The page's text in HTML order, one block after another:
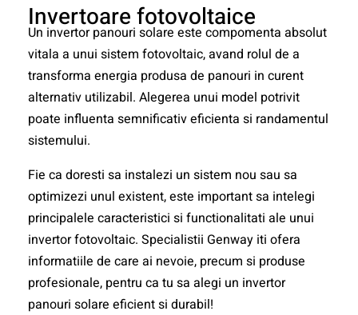
Invertoare fotovoltaice
Un invertor panouri solare este compomenta absolut
vitala a unui sistem fotovoltaic, avand rolul de a
transforma energia produsa de panouri in curent
alternativ utilizabil. Alegerea unui model potrivit
poate influenta semnificativ eficienta si randamentul
sistemului.
Fie ca doresti sa instalezi un sistem nou sau sa
optimizezi unul existent, este important sa intelegi
principalele caracteristici si functionalitati ale unui
invertor fotovoltaic. Specialistii Genway iti ofera
informatiile de care ai nevoie, precum si produse
profesionale, pentru ca tu sa alegi un invertor
panouri solare eficient si durabil!